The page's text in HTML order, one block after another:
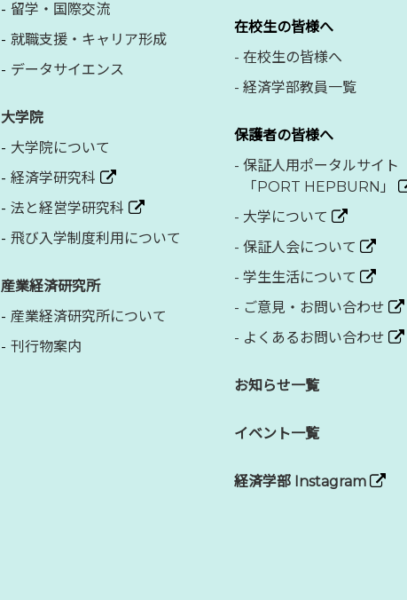
留学・国際交流
就職支援・キャリア形成
データサイエンス
大学院
大学院について
経済学研究科
法と経営学研究科
飛び入学制度利用について
産業経済研究所
産業経済研究所について
刊行物案内
在校生の皆様へ
- 在校生の皆様へ
- 経済学部教員一覧
保護者の皆様へ
- 保証人用ポータルサイト
「PORT HEPBURN」
- 大学について
- 保証人会について
- 学生生活について
- ご意見・お問い合わせ
- よくあるお問い合わせ
お知らせ一覧
イベント一覧
経済学部 Instagram